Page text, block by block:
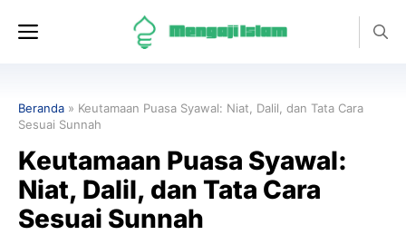
Menu
Beranda » Keutamaan Puasa Syawal: Niat, Dalil, dan Tata Cara
Sesuai Sunnah
Keutamaan Puasa Syawal:
Niat, Dalil, dan Tata Cara
Sesuai Sunnah